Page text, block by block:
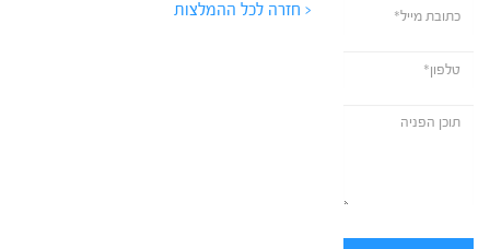
< חזרה לכל ההמלצות